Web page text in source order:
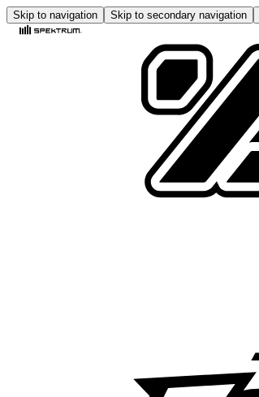
Skip to navigation Skip to secondary navigation